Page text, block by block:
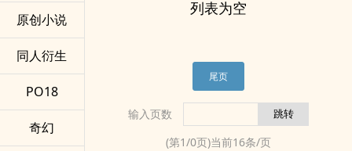
原创小说
同人衍生
PO18
奇幻
列表为空
尾页
输入页数
(第1/0页)当前16条/页